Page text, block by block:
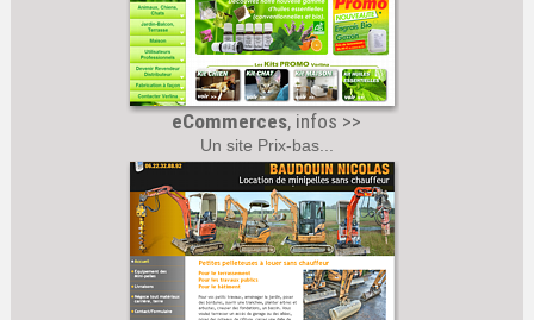
eCommerces, infos >>
Un site Prix-bas...